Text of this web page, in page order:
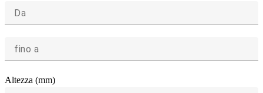
Da
fino a
Altezza (mm)